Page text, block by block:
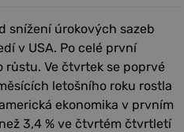
snížení úrokových sazeb
v USA. Po celé první
růstu. Ve čtvrtek se poprvé
letošního roku rostla
ekonomika v prvním
3,4 % ve čtvrtém čtvrtletí